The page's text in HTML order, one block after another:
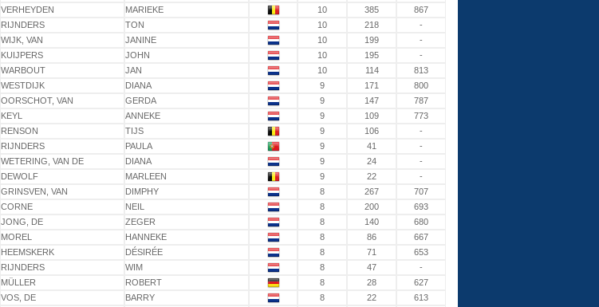
VERHEYDEN MARIEKE 10 385
867
RIJNDERS TON 10 218
-
WIJK, VAN JANINE 10 199
-
KUIJPERS JOHN 10 195
-
WARBOUT JAN 10 114
813
WESTDIJK DIANA 9 171
800
OORSCHOT, VAN GERDA 9 147
787
KEYL ANNEKE 9 109
773
RENSON TIJS 9 106
-
RIJNDERS PAULA 9 41
-
WETERING, VAN DE DIANA 9 24
-
DEWOLF MARLEEN 9 22
-
GRINSVEN, VAN DIMPHY 8 267
707
CORNE NEIL 8 200
693
JONG, DE ZEGER 8 140
680
MOREL HANNEKE 8 86
667
HEEMSKERK DÉSIRÉE 8 71
653
RIJNDERS WIM 8 47
-
MÜLLER ROBERT 8 28
627
VOS, DE BARRY 8 22
613